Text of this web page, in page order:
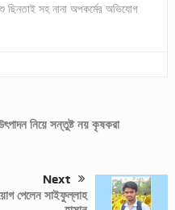
ছিনতাই সহ নানা অপকর্মের অভিযোগ
নিয়ে সন্তুষ্ট নয় কৃষকরা
Next
পেলেন সাইফুল্লাহ